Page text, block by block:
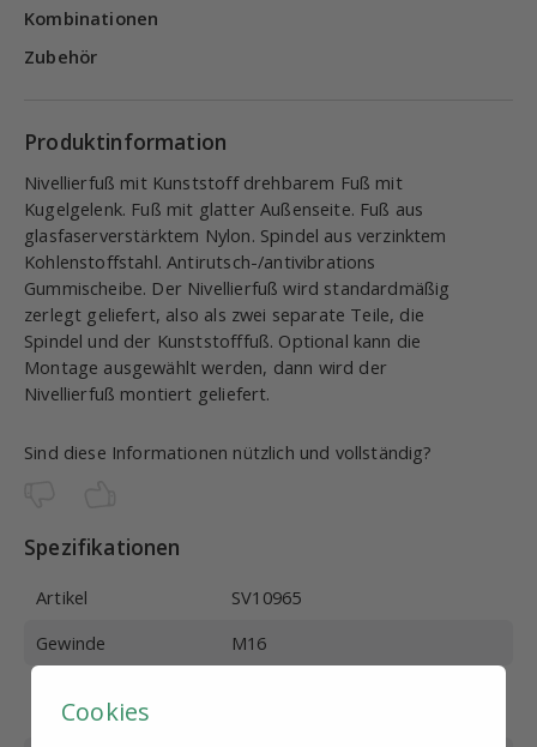
Kombinationen
Zubehör
Produktinformation
Nivellierfuß mit Kunststoff drehbarem Fuß mit
Kugelgelenk. Fuß mit glatter Außenseite. Fuß aus
glasfaserverstärktem Nylon. Spindel aus verzinktem
Kohlenstoffstahl. Antirutsch-/antivibrations
Gummischeibe. Der Nivellierfuß wird standardmäßig
zerlegt geliefert, also als zwei separate Teile, die
Spindel und der Kunststofffuß. Optional kann die
Montage ausgewählt werden, dann wird der
Nivellierfuß montiert geliefert.
Sind diese Informationen nützlich und vollständig?
Spezifikationen
Artikel
SV10965
Gewinde
M16
Stellfuß
Cookies